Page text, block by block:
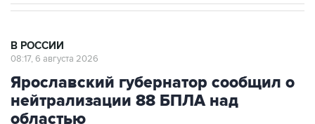
В РОССИИ
08:17, 6 августа 2026
Ярославский губернатор сообщил о
нейтрализации 88 БПЛА над
областью